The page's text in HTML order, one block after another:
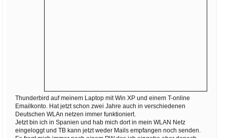
Thunderbird auf meinem Laptop mit Win XP und einem T-online
Emailkonto. Hat jetzt schon zwei Jahre auch in verschiedenen
Deutschen WLAn netzen immer funktioniert.
Jetzt bin ich in Spanien und hab mich dort in mein WLAN Netz
eingeloggt und TB kann jetzt weder Mails empfangen noch senden.